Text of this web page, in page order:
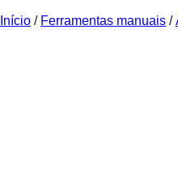
Início / Ferramentas manuais /